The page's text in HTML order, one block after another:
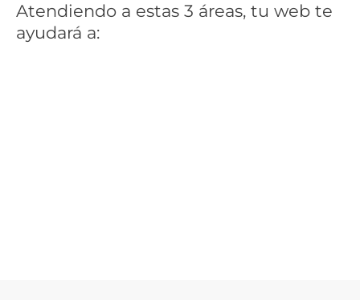
Atendiendo a estas 3 áreas, tu web te
ayudará a: